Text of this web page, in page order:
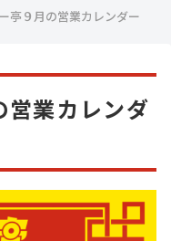
亭９月の営業カレンダー
営業カレンダ